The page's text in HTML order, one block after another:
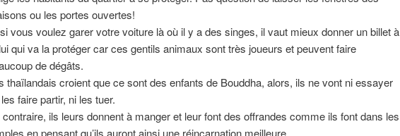
ou les portes ouvertes!
vous voulez garer votre voiture là où il y a des singes, il vaut mieux donner un billet à
qui va la protéger car ces gentils animaux sont très joueurs et peuvent faire
de dégâts.
thaïlandais croient que ce sont des enfants de Bouddha, alors, ils ne vont ni essayer
faire partir, ni les tuer.
contraire, ils leurs donnent à manger et leur font des offrandes comme ils font dans les
en pensant qu’ils auront ainsi une réincarnation meilleure.